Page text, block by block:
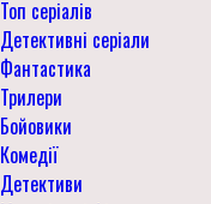
Топ серіалів
Детективні серіали
Фантастика
Трилери
Бойовики
Комедії
Детективи